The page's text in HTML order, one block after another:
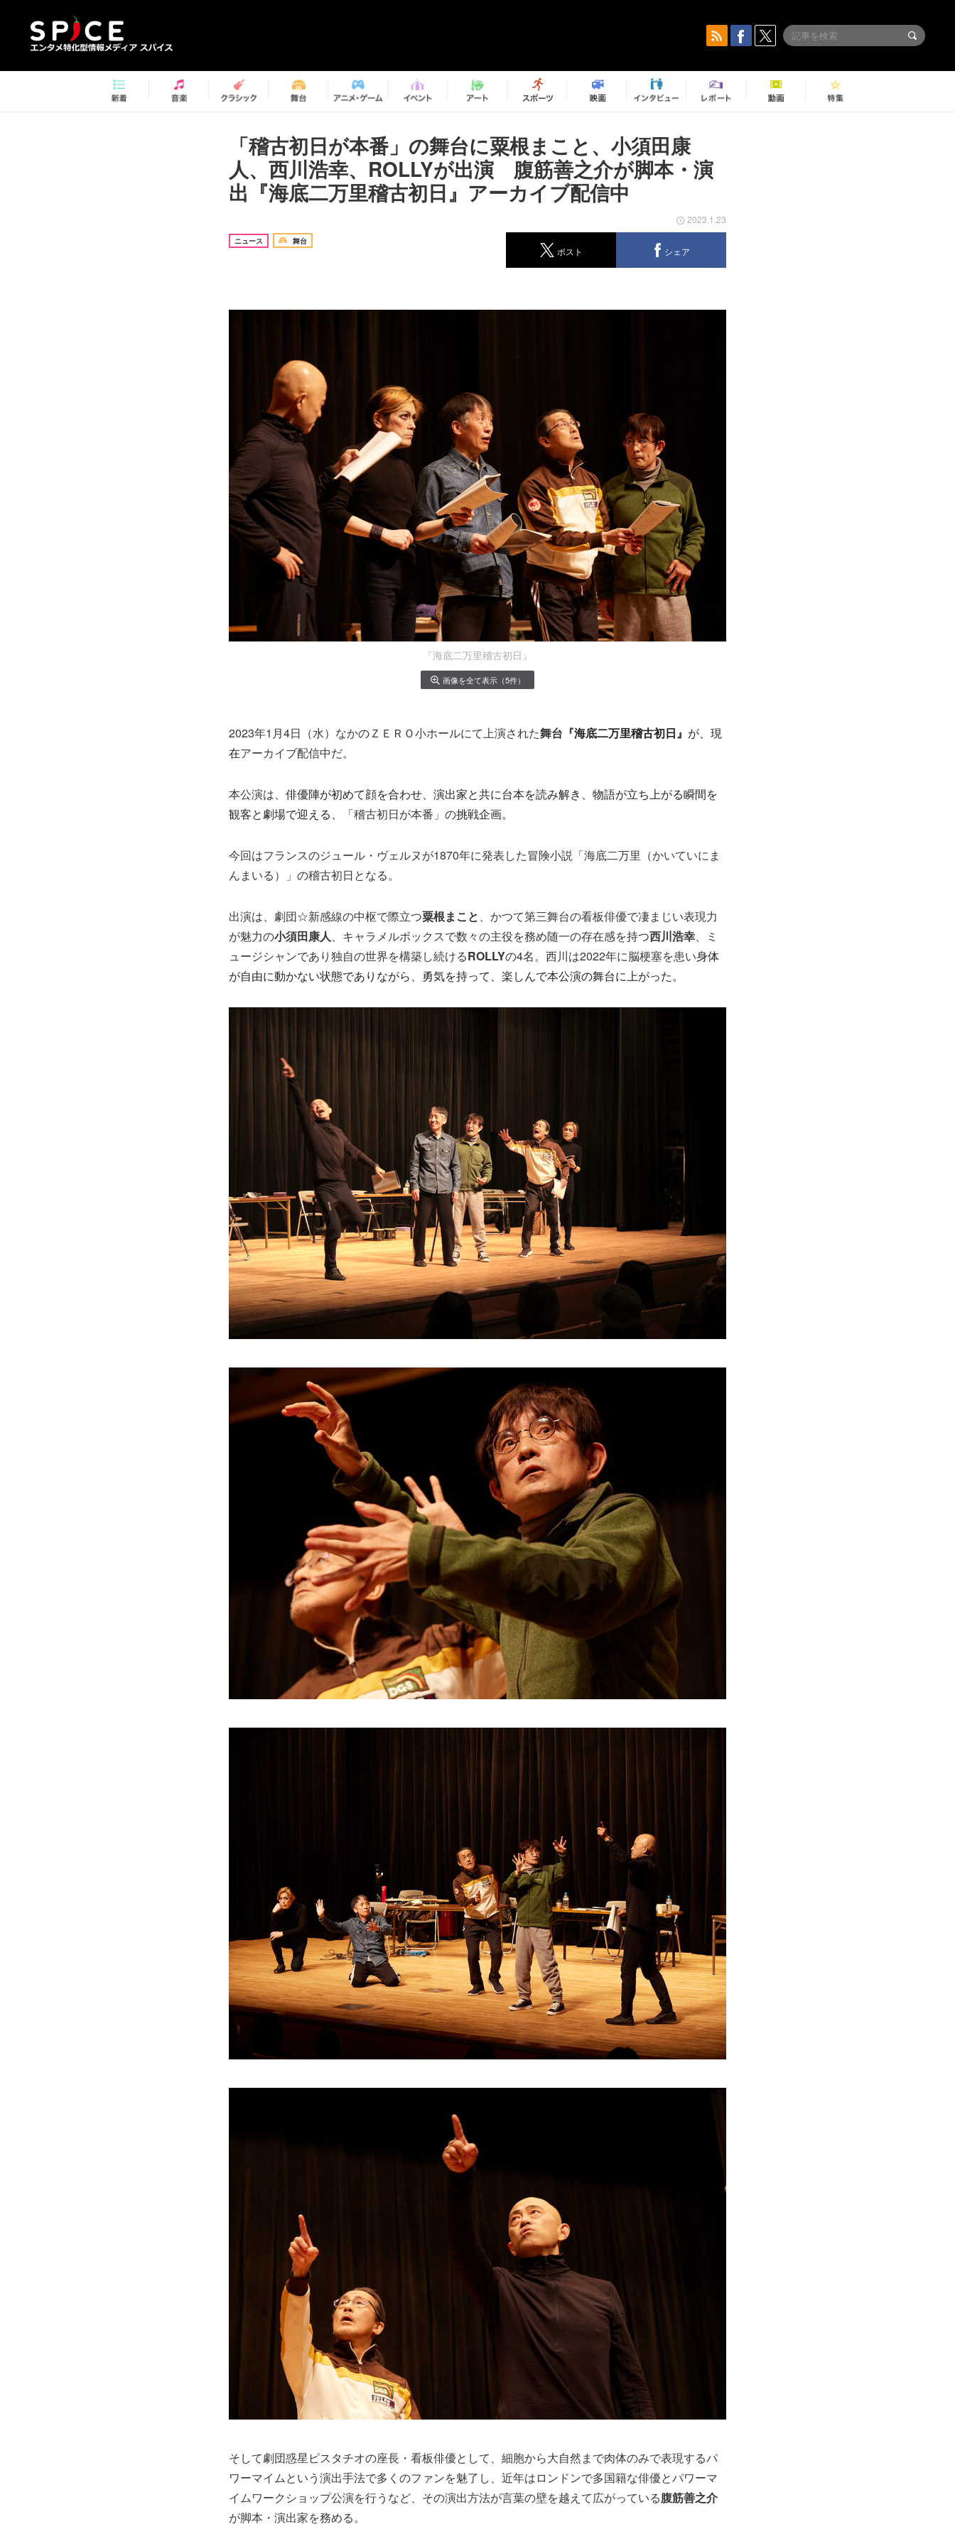
「稽古初日が本番」の舞台に粟根まこと、小須田康
人、西川浩幸、ROLLYが出演 腹筋善之介が脚本・演
出『海底二万里稽古初日』アーカイブ配信中
ニュース 舞台
2023.1.23
ポスト シェア
『海底二万里稽古初日』
画像を全て表示（5件）
2023年1月4日（水）なかのＺＥＲＯ小ホールにて上演された舞台『海底二万里稽古初日』 が、現
在アーカイブ配信中だ。
本公演は、 俳優陣が初めて顔を合わせ、演出家と共に台本を読み解き、物語が立ち上がる瞬間を
観客と劇場で迎える、「稽古初日が本番」の挑戦企画。
今回はフランスのジュール・ヴェルヌが1870年に発表した冒険小説「海底二万里（かいていにま
んまいる）」の稽古初日となる。
出演は、劇団☆新感線の中枢で際立つ粟根まこと、かつて第三舞台の看板俳優で凄まじい表現力
が魅力の小須田康人、キャラメルボックスで数々の主役を務め随一の存在感を持つ西川浩幸、ミ
ュージシャンであり独自の世界を構築し続けるROLLYの4名。 西川は2022年に脳梗塞を患い身体
が自由に動かない状態でありながら、勇気を持って、 楽しんで本公演の舞台に上がった。
そして劇団惑星ピスタチオの座長・看板俳優として、細胞から大自然まで肉体のみで表現するパ
ワーマイムという演出手法で多くのファンを魅了し、近年はロンドンで多国籍な俳優とパワーマ
イムワークショップ公演を行うなど、その演出方法が言葉の壁を越えて広がっている腹筋善之介
が脚本・演出家を務める。